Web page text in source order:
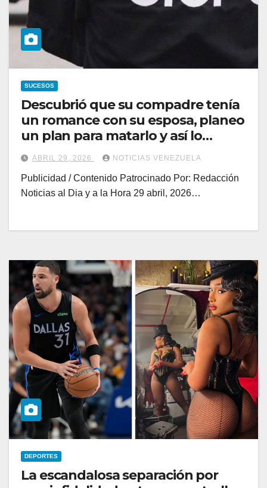
SUCESOS
Descubrió que su compadre tenía
un romance con su esposa, planeo
un plan para matarlo y así lo
capturaron
ABRIL 29, 2026 NOTICIAS VENEZUELA
Publicidad / Contenido Patrocinado Por: Redacción
Noticias al Dia y a la Hora 29 abril, 2026…
DEPORTES
La escandalosa separación por